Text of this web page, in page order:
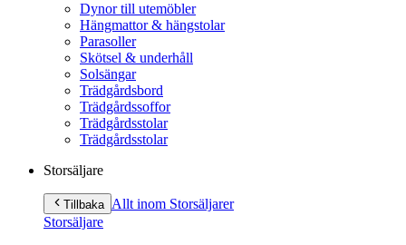
Dynor till utemöbler
Hängmattor & hängstolar
Parasoller
Skötsel & underhåll
Solsängar
Trädgårdsbord
Trädgårdssoffor
Trädgårdsstolar
Trädgårdsstolar
Storsäljare
Tillbaka Allt inom Storsäljarer
Storsäljare